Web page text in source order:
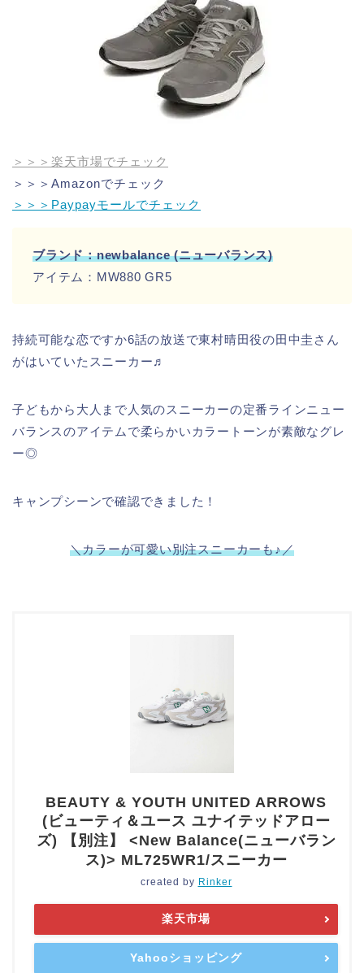
＞＞＞楽天市場でチェック
＞＞＞Amazonでチェック
＞＞＞Paypayモールでチェック
ブランド：newbalance (ニューバランス)
アイテム：MW880 GR5
持続可能な恋ですか6話の放送で東村晴田役の田中圭さん
がはいていたスニーカー♬
子どもから大人まで人気のスニーカーの定番ラインニュー
バランスのアイテムで柔らかいカラートーンが素敵なグレ
ー◎
キャンプシーンで確認できました！
＼カラーが可愛い別注スニーカーも♪／
BEAUTY & YOUTH UNITED ARROWS
(ビューティ＆ユース ユナイテッドアロー
ズ) 【別注】 <New Balance(ニューバラン
ス)> ML725WR1/スニーカー
created by Rinker
楽天市場
Yahooショッピング